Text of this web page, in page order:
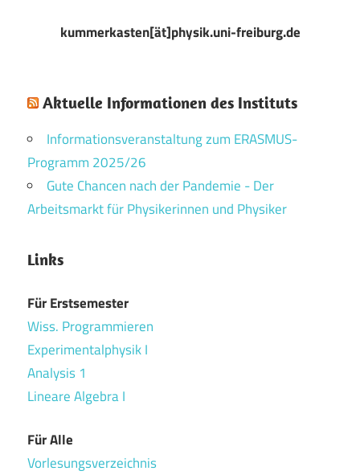
kummerkasten[ät]physik.uni-freiburg.de
Aktuelle Informationen des Instituts
Informationsveranstaltung zum ERASMUS-
Programm 2025/26
Gute Chancen nach der Pandemie - Der
Arbeitsmarkt für Physikerinnen und Physiker
Links
Für Erstsemester
Wiss. Programmieren
Experimentalphysik I
Analysis 1
Lineare Algebra I
Für Alle
Vorlesungsverzeichnis